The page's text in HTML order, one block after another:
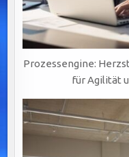
Prozessengine:
für Agilität